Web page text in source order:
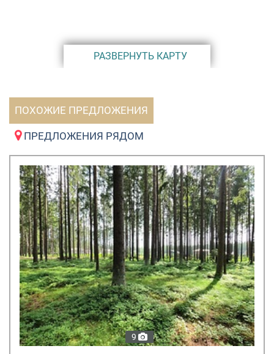
РАЗВЕРНУТЬ КАРТУ
ПОХОЖИЕ ПРЕДЛОЖЕНИЯ
ПРЕДЛОЖЕНИЯ РЯДОМ
9